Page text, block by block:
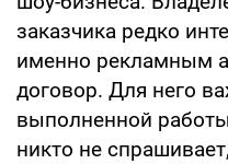
заказчика редко
именно рекламным
договор. Для него
выполненной
никто не